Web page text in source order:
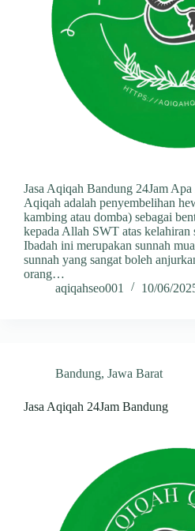
Jasa Aqiqah Bandung 24Jam
Aqiqah adalah penyembelihan
kambing atau domba) sebagai
kepada Allah SWT atas kelahiran
Ibadah ini merupakan sunnah
sunnah yang sangat boleh
orang…
aqiqahseo001
10/06/
Bandung, Jawa Barat
Jasa Aqiqah 24Jam Bandung